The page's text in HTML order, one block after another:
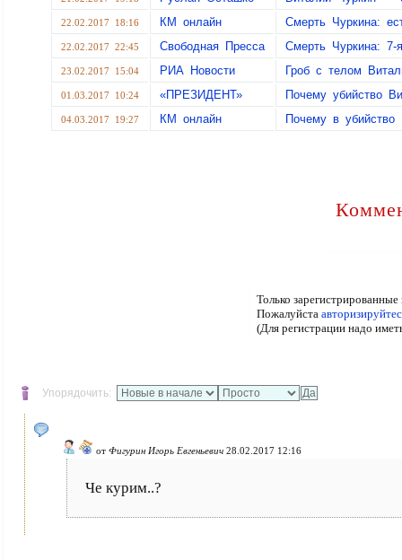
22.02.2017 18:16 КМ онлайн Смерть Чуркина:
22.02.2017 22:45 Свободная Пресса Смерть Чуркина: 7-
23.02.2017 15:04 РИА Новости Гроб с телом
01.03.2017 10:24 «ПРЕЗИДЕНТ» Почему убийство
04.03.2017 19:27 КМ онлайн Почему в
Только
Пожалуйста
(Для регистрации надо
Упорядочить:
от Фигурин Игорь Евгеньевич 28.02.2017 12:16
Че курим..?